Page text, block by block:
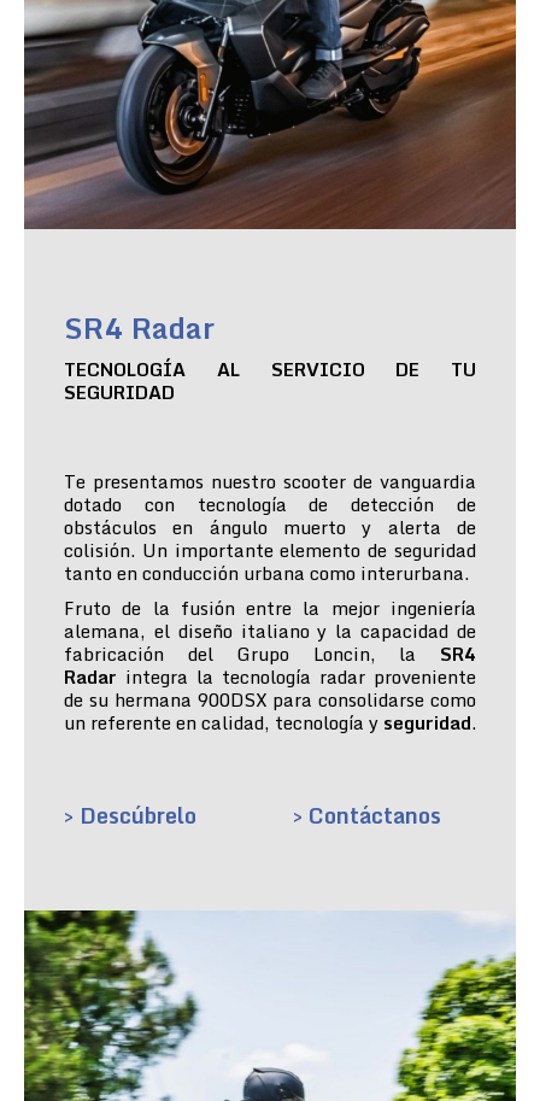
SR4 Radar
TECNOLOGÍA AL SERVICIO DE TU
SEGURIDAD
Te presentamos nuestro scooter de vanguardia
dotado con tecnología de detección de
obstáculos en ángulo muerto y alerta de
colisión. Un importante elemento de seguridad
tanto en conducción urbana como interurbana.
Fruto de la fusión entre la mejor ingeniería
alemana, el diseño italiano y la capacidad de
fabricación del Grupo Loncin, la SR4
Radar integra la tecnología radar proveniente
de su hermana 900DSX para consolidarse como
un referente en calidad, tecnología y seguridad.
> Descúbrelo > Contáctanos